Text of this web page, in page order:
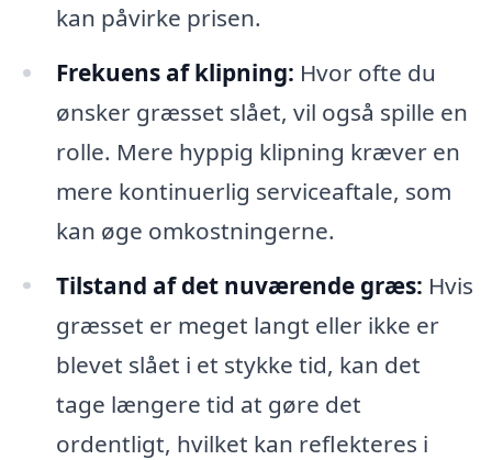
kan påvirke prisen.
Frekuens af klipning: Hvor ofte du
ønsker græsset slået, vil også spille en
rolle. Mere hyppig klipning kræver en
mere kontinuerlig serviceaftale, som
kan øge omkostningerne.
Tilstand af det nuværende græs: Hvis
græsset er meget langt eller ikke er
blevet slået i et stykke tid, kan det
tage længere tid at gøre det
ordentligt, hvilket kan reflekteres i